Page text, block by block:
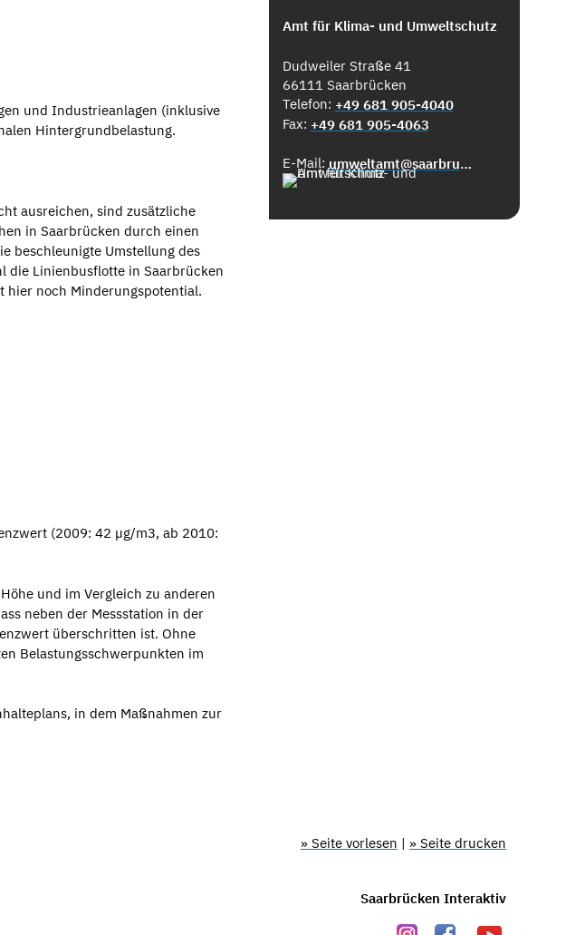
und Industrieanlagen (inklusive
Hintergrundbelastung.
ausreichen, sind zusätzliche
in Saarbrücken durch einen
beschleunigte Umstellung des
die Linienbusflotte in Saarbrücken
noch Minderungspotential.
(2009: 42 µg/m3, ab 2010:
und im Vergleich zu anderen
neben der Messstation in der
überschritten ist. Ohne
Belastungsschwerpunkten im
in dem Maßnahmen zur
Amt für Klima- und Umweltschutz
Dudweiler Straße 41
66111 Saarbrücken
Telefon: +49 681 905-4040
Fax: +49 681 905-4063
E-Mail: umweltamt@saarbruecken.de
» Seite vorlesen | » Seite drucken
Saarbrücken Interaktiv